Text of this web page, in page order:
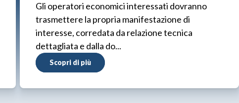
Gli operatori economici interessati dovranno
trasmettere la propria manifestazione di
interesse, corredata da relazione tecnica
dettagliata e dalla do...
Scopri di più